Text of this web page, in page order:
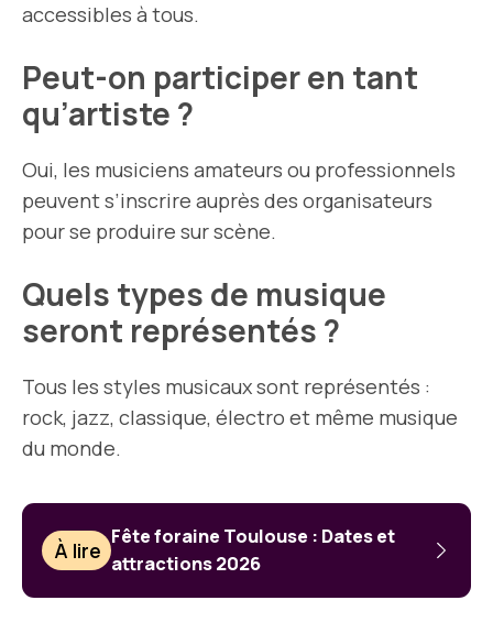
accessibles à tous.
Peut-on participer en tant
qu’artiste ?
Oui, les musiciens amateurs ou professionnels
peuvent s’inscrire auprès des organisateurs
pour se produire sur scène.
Quels types de musique
seront représentés ?
Tous les styles musicaux sont représentés :
rock, jazz, classique, électro et même musique
du monde.
À lire
Fête foraine Toulouse : Dates et
attractions 2026